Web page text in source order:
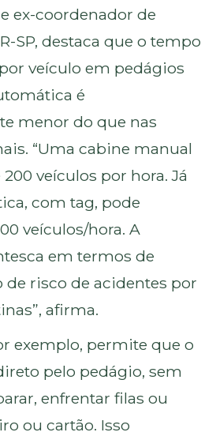
ex-coordenador de
SP, destaca que o tempo
veículo em pedágios
é
menor do que nas
“Uma cabine manual
veículos por hora. Já
com tag, pode
veículos/hora. A
em termos de
de risco de acidentes por
afirma.
exemplo, permite que o
pelo pedágio, sem
enfrentar filas ou
ou cartão. Isso